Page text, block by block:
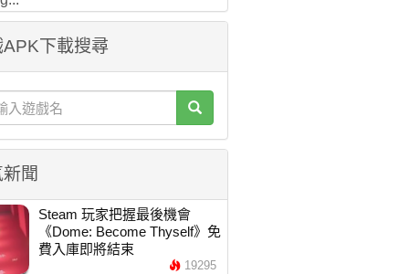
下載搜尋
聞
Steam 玩家把握最後機會
《Dome: Become Thyself》免
費入庫即將結束
19295